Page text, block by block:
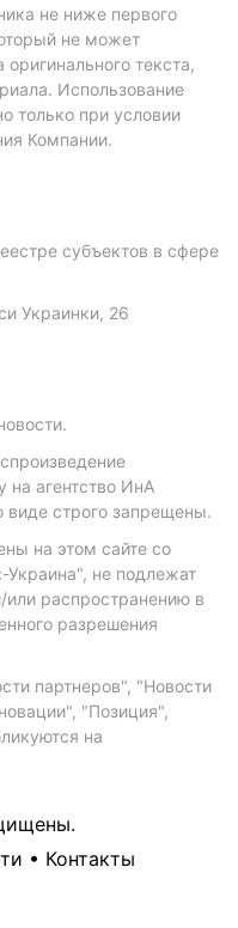
не ниже первого
не может
текста,
Использование
только при условии
Компании.
субъектов в сфере
Украинки, 26
агентство ИнА
виде строго запрещены.
на этом сайте со
Украина", не подлежат
распространению в
разрешения
партнеров", "Новости
"Позиция",
на
• Контакты